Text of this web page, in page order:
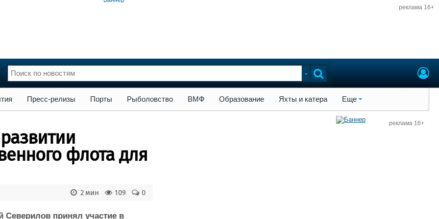
реклама 16+
Флот
Форум
Отзывы
Все службы
Пресс-релизы Порты Рыболовство ВМФ Образование Яхты и катера Еще
флота для
0
109
2 мин
Северилов принял участие в
реклама 16+